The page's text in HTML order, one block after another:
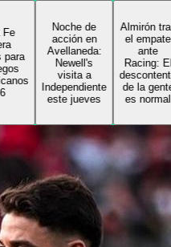
Noche de
acción en
Avellaneda:
Newell's
visita a
Independiente
este jueves
Almirón tras
el empate
ante
Racing: El
descontento
de la gente
es normal